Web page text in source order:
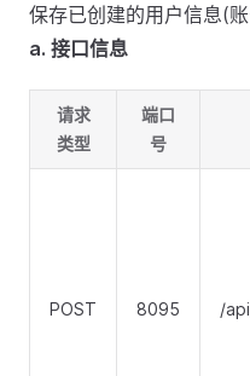
保存已创建的用户信息(账
a. 接口信息
请求
类型
端口
号
POST 8095 /